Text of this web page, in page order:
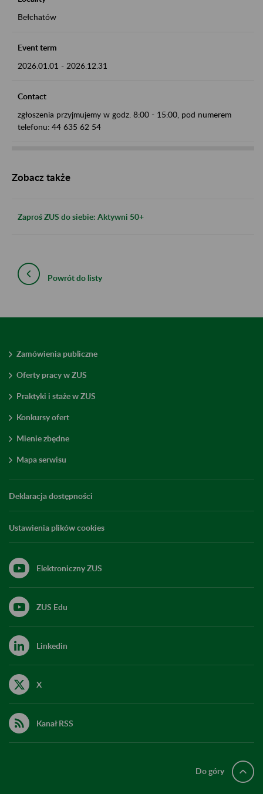
Bełchatów
Event term
2026.01.01 - 2026.12.31
Contact
zgłoszenia przyjmujemy w godz. 8:00 - 15:00, pod numerem
telefonu: 44 635 62 54
Zobacz także
Zaproś ZUS do siebie: Aktywni 50+
Powrót do listy
Zamówienia publiczne
Oferty pracy w ZUS
Praktyki i staże w ZUS
Konkursy ofert
Mienie zbędne
Mapa serwisu
Deklaracja dostępności
Ustawienia plików cookies
Elektroniczny ZUS
ZUS Edu
Linkedin
X
Kanał RSS
Do góry